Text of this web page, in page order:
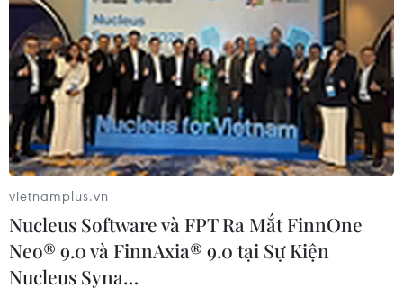
vietnamplus.vn
Nucleus Software và FPT Ra Mắt FinnOne
Neo® 9.0 và FinnAxia® 9.0 tại Sự Kiện
Nucleus Syna…